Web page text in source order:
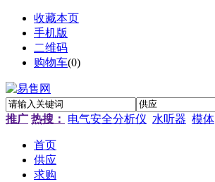
收藏本页
手机版
二维码
购物车(0)
推广 热搜： 电气安全分析仪 水听器 模体
首页
供应
求购